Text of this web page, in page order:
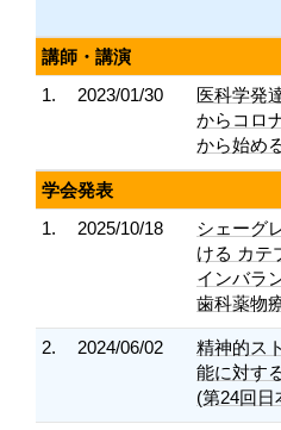
講師・講演
1.
2023/01/30
医科学発
からコロ
から始め
学会発表
1.
2025/10/18
シェーグ
ける カテ
インバラ
歯科薬物
2. 2024/06/02
精神的ス
能に対す
(第24回日